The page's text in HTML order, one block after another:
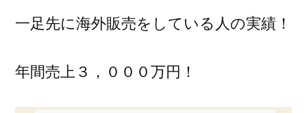
一足先に海外販売をしている人の実績！
年間売上３，０００万円！